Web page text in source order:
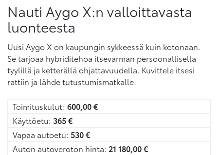
Nauti Aygo X:n valloittavasta
luonteesta
Uusi Aygo X on kaupungin sykkeessä kuin kotonaan.
Se tarjoaa hybriditehoa itsevarman persoonallisella
tyylillä ja ketterällä ohjattavuudella. Kuvittele itsesi
rattiin ja lähde tutustumismatkalle.
Toimituskulut: 600,00€
Käyttöetu: 365€
Vapaa autoetu: 530€
Auton autoveroton hinta: 21 180,00€